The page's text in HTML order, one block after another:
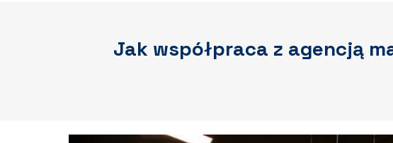
Jak współpraca z agencją